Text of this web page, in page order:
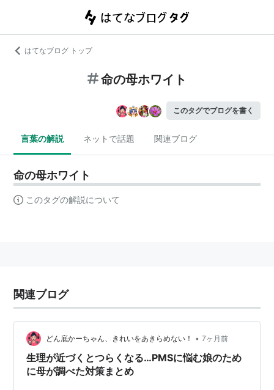
はてなブログ トップ
命の母ホワイト
このタグでブログを書く
言葉の解説 ネットで話題 関連ブログ
命の母ホワイト
このタグの解説について
関連ブログ
どん底かーちゃん、きれいをあきらめない！ • 7ヶ月前
生理が近づくとつらくなる…PMSに悩む娘のため
に母が調べた対策まとめ